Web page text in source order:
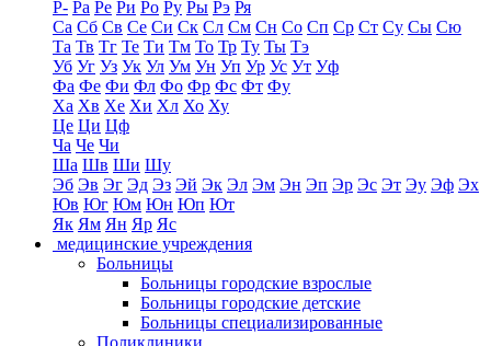
Р- Ра Ре Ри Ро Ру Ры Рэ Ря
Са Сб Св Се Си Ск Сл См Сн Со Сп Ср Ст Су Сы Сю
Та Тв Тг Те Ти Тм То Тр Ту Ты Тэ
Уб Уг Уз Ук Ул Ум Ун Уп Ур Ус Ут Уф
Фа Фе Фи Фл Фо Фр Фс Фт Фу
Ха Хв Хе Хи Хл Хо Ху
Це Ци Цф
Ча Че Чи
Ша Шв Ши Шу
Эб Эв Эг Эд Эз Эй Эк Эл Эм Эн Эп Эр Эс Эт Эу Эф Эх
Юв Юг Юм Юн Юп Ют
Як Ям Ян Яр Яс
медицинские учреждения
Больницы
Больницы городские взрослые
Больницы городские детские
Больницы специализированные
Поликлиники